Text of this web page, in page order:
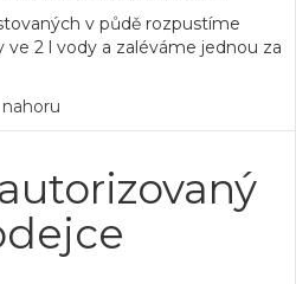
v půdě rozpustíme
ve 2 l vody a zaléváme jednou za
nahoru